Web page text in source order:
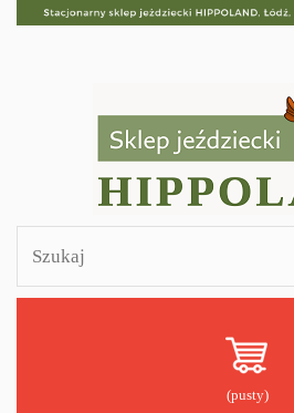
(pusty)